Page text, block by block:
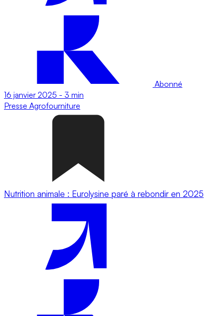
Abonné
16 janvier 2025 - 3 min
Presse Agrofourniture
Nutrition animale : Eurolysine paré à rebondir en 2025